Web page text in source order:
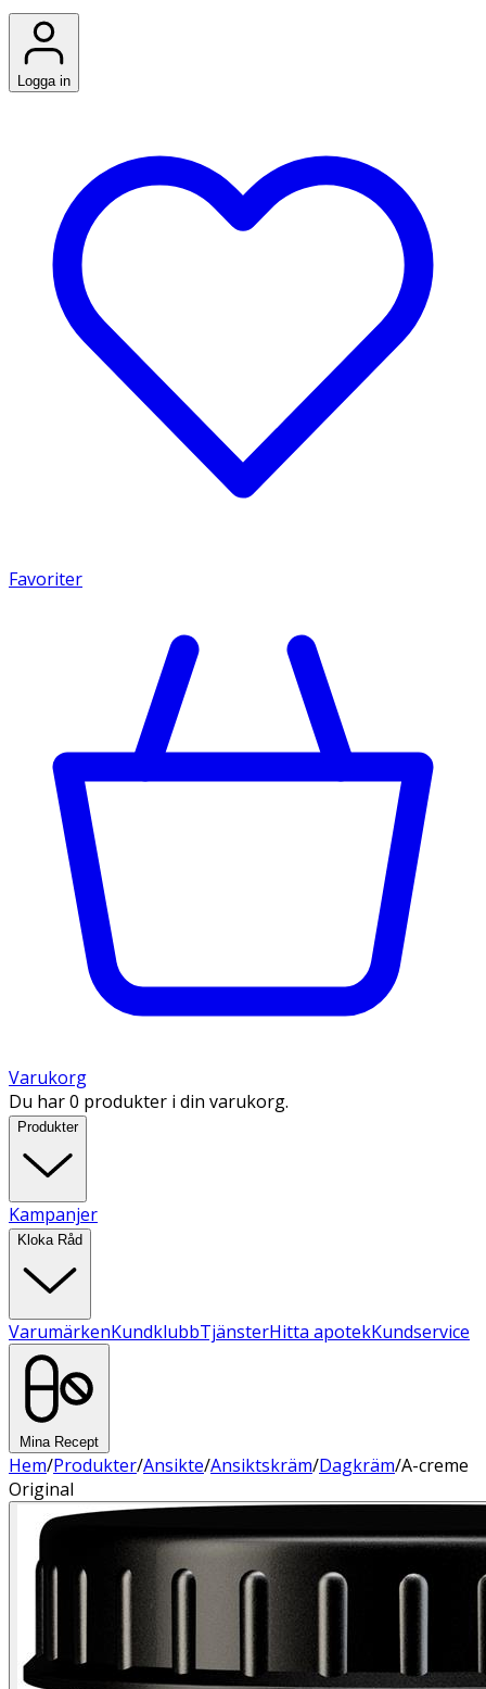
Logga in
Favoriter
Varukorg
Du har 0 produkter i din varukorg.
Produkter
Kampanjer
Kloka Råd
VarumärkenKundklubbTjänsterHitta apotekKundservice
Mina Recept
Hem/Produkter/Ansikte/Ansiktskräm/Dagkräm/A-creme
Original